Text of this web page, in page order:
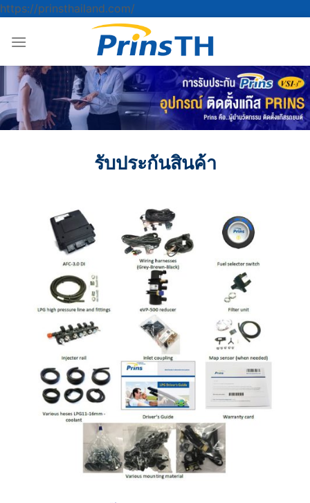
https://prinsthailand.com/
ไป
ยัง
เนื้อหา
รับประกันสินค้า